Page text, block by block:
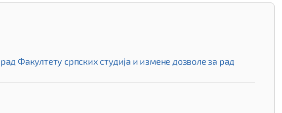
Факултету српских студија и измене дозволе за рад